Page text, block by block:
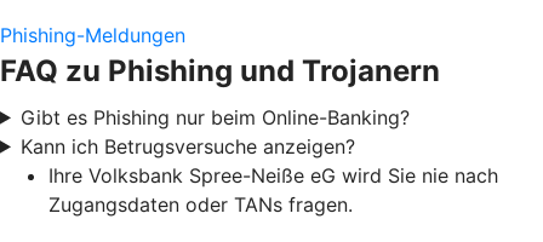
Phishing-Meldungen
FAQ zu Phishing und Trojanern
Gibt es Phishing nur beim Online-Banking?
Kann ich Betrugsversuche anzeigen?
Ihre Volksbank Spree-Neiße eG wird Sie nie nach
Zugangsdaten oder TANs fragen.